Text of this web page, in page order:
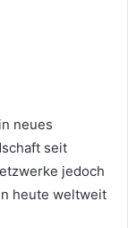
neues
seit
jedoch
heute weltweit